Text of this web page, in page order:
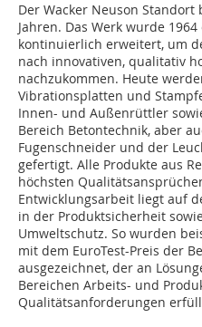
Der Wacker Neuson
Jahren. Das Werk wurde
kontinuierlich erweitert, um
nach innovativen, qualitativ
nachzukommen. Heute
Vibrationsplatten und
Innen- und Außenrüttler
Bereich Betontechnik, aber
Fugenschneider und der
gefertigt. Alle Produkte aus
höchsten
Entwicklungsarbeit liegt auf
in der Produktsicherheit
Umweltschutz. So wurden
mit dem EuroTest-Preis der
ausgezeichnet, der an
Bereichen Arbeits- und
Qualitätsanforderungen